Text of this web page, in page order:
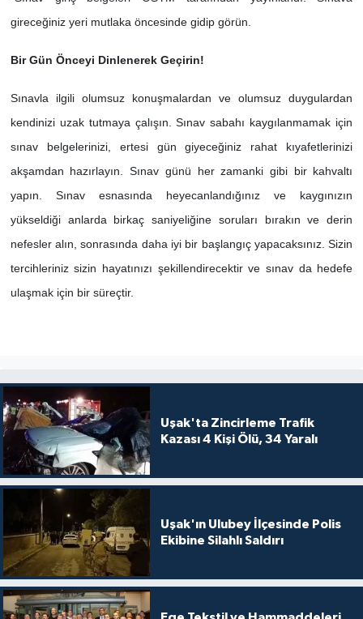
gireceğiniz yeri mutlaka öncesinde gidip görün.
Bir Gün Önceyi Dinlenerek Geçirin!
Sınavla ilgili olumsuz konuşmalardan ve olumsuz duygulardan
kendinizi uzak tutmaya çalışın. Sınav sabahı kaygılanmamak için
sınav belgelerinizi, ertesi gün giyeceğiniz rahat kıyafetlerinizi
akşamdan hazırlayın. Sınav günü her zamanki gibi bir kahvaltı
yapın. Sınav esnasında heyecanlandığınız ve kaygınızın
yükseldiği anlarda birkaç saniyeliğine soruları bırakın ve derin
nefesler alın, sonrasında daha iyi bir başlangıç yapacaksınız. Sizin
tercihleriniz sizin hayatınızı şekillendirecektir ve sınav da hedefe
ulaşmak için bir süreçtir.
Uşak'ta Zincirleme Trafik
Kazası 4 Kişi Ölü, 34 Yaralı
Uşak'ın Ulubey İlçesinde Polis
Ekibine Silahlı Saldırı